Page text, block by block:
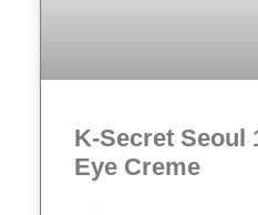
K-Secret Seoul
Eye Creme